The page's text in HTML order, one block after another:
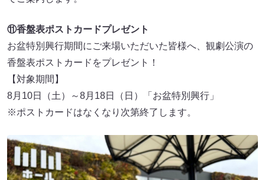
⑪香盤表ポストカードプレゼント
お盆特別興行期間にご来場いただいた皆様へ、観劇公演の
香盤表ポストカードをプレゼント！
【対象期間】
8⽉10⽇（土）～8⽉18⽇（⽇）「お盆特別興行」
※ポストカードはなくなり次第終了します。